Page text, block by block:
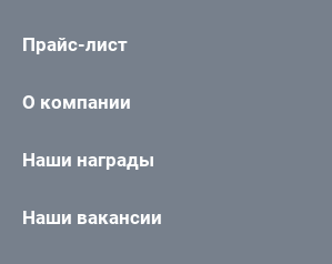
Прайс-лист
О компании
Наши награды
Наши вакансии